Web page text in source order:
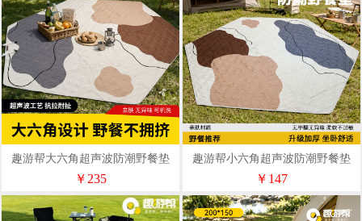
趣游帮大六角超声波防潮野餐垫
(Qyb05)
￥235
趣游帮小六角超声波防潮野餐垫
(Qyb03)
￥147